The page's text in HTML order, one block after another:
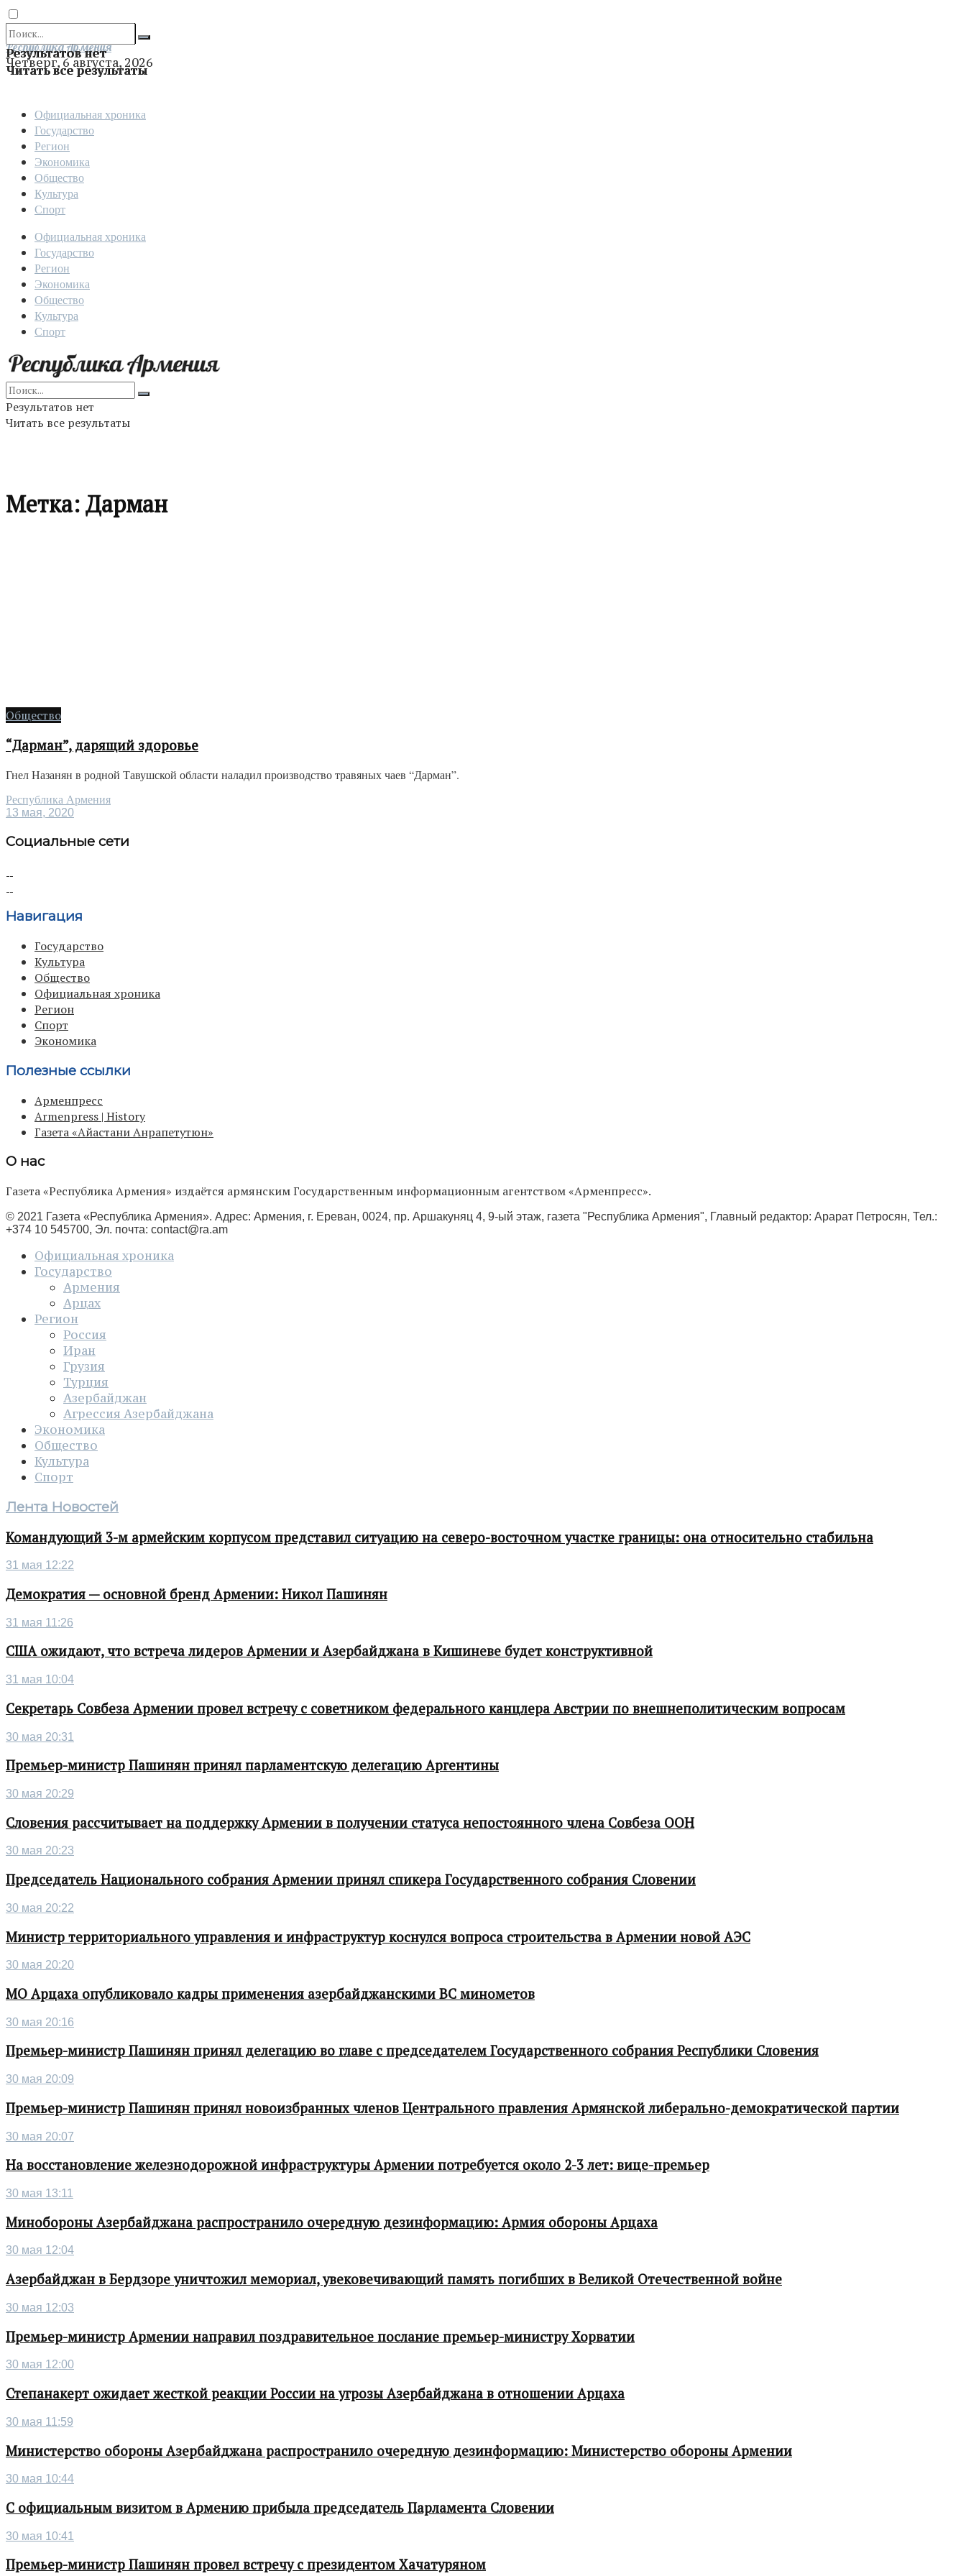
Результатов нет
Читать все результаты
Отправить
Республика Армения
Четверг, 6 августа, 2026
Официальная хроника
Государство
Регион
Экономика
Общество
Культура
Спорт
Официальная хроника
Государство
Регион
Экономика
Общество
Культура
Спорт
Результатов нет
Читать все результаты
Метка:Дарман
Общество
“Дарман”, дарящий здоровье
Гнел Назанян в родной Тавушской области наладил производство травяных чаев “Дарман”.
Республика Армения
13 мая, 2020
Социальные сети
Навигация
Государство
Культура
Общество
Официальная хроника
Регион
Спорт
Экономика
Полезные ссылки
Арменпресс
Armenpress | History
Газета «Айастани Анрапетутюн»
О нас
Газета «Республика Армения» издаётся армянским Государственным информационным агентством «Арменпресс».
© 2021 Газета «Республика Армения». Адрес: Армения, г. Ереван, 0024, пр. Аршакуняц 4, 9-ый этаж, газета "Республика Армения", Главный редактор: Арарат Петросян, Тел.:
+374 10 545700, Эл. почта: contact@ra.am
Официальная хроника
Государство
Армения
Арцах
Регион
Россия
Иран
Грузия
Турция
Азербайджан
Агрессия Азербайджана
Экономика
Общество
Культура
Спорт
Лента Новостей
Командующий 3-м армейским корпусом представил ситуацию на северо-восточном участке границы: она относительно стабильна
31 мая 12:22
Демократия — основной бренд Армении: Никол Пашинян
31 мая 11:26
США ожидают, что встреча лидеров Армении и Азербайджана в Кишиневе будет конструктивной
31 мая 10:04
Секретарь Совбеза Армении провел встречу с советником федерального канцлера Австрии по внешнеполитическим вопросам
30 мая 20:31
Премьер-министр Пашинян принял парламентскую делегацию Аргентины
30 мая 20:29
Словения рассчитывает на поддержку Армении в получении статуса непостоянного члена Совбеза ООН
30 мая 20:23
Председатель Национального собрания Армении принял спикера Государственного собрания Словении
30 мая 20:22
Министр территориального управления и инфраструктур коснулся вопроса строительства в Армении новой АЭС
30 мая 20:20
МО Арцаха опубликовало кадры применения азербайджанскими ВС минометов
30 мая 20:16
Премьер-министр Пашинян принял делегацию во главе с председателем Государственного собрания Республики Словения
30 мая 20:09
Премьер-министр Пашинян принял новоизбранных членов Центрального правления Армянской либерально-демократической партии
30 мая 20:07
На восстановление железнодорожной инфраструктуры Армении потребуется около 2-3 лет: вице-премьер
30 мая 13:11
Минобороны Азербайджана распространило очередную дезинформацию: Армия обороны Арцаха
30 мая 12:04
Азербайджан в Бердзоре уничтожил мемориал, увековечивающий память погибших в Великой Отечественной войне
30 мая 12:03
Премьер-министр Армении направил поздравительное послание премьер-министру Хорватии
30 мая 12:00
Степанакерт ожидает жесткой реакции России на угрозы Азербайджана в отношении Арцаха
30 мая 11:59
Министерство обороны Азербайджана распространило очередную дезинформацию: Министерство обороны Армении
30 мая 10:44
С официальным визитом в Армению прибыла председатель Парламента Словении
30 мая 10:41
Премьер-министр Пашинян провел встречу с президентом Хачатуряном